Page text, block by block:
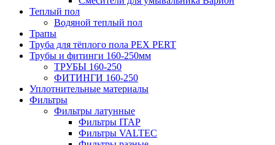
Теплый пол
Водяной теплый пол
Трапы
Труба для тёплого пола PEX PERT
Трубы и фитинги 160-250мм
ТРУБЫ 160-250
ФИТИНГИ 160-250
Уплотнительные материалы
Фильтры
Фильтры латунные
Фильтры ITAP
Фильтры VALTEC